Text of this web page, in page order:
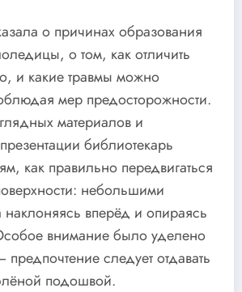
о причинах образования
о том, как отличить
и какие травмы можно
мер предосторожности.
материалов и
библиотекарь
как правильно передвигаться
небольшими
наклоняясь вперёд и опираясь
внимание было уделено
следует отдавать
подошвой.